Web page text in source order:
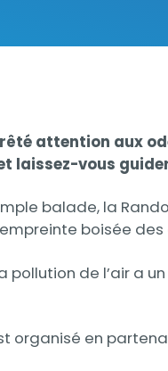
attention aux
laissez-vous
balade, la
boisée
pollution de l’air a
organisé en